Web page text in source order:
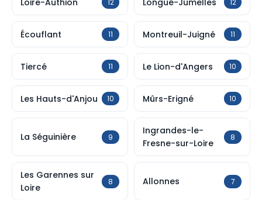
12 12
Écouflant 11 Montreuil-Juigné 11
Tiercé 11 Le Lion-d'Angers 10
Les Hauts-d'Anjou 10 Mûrs-Erigné 10
La Séguinière 9
Ingrandes-le-
Fresne-sur-Loire
8
Les Garennes sur
Loire
8 Allonnes 7